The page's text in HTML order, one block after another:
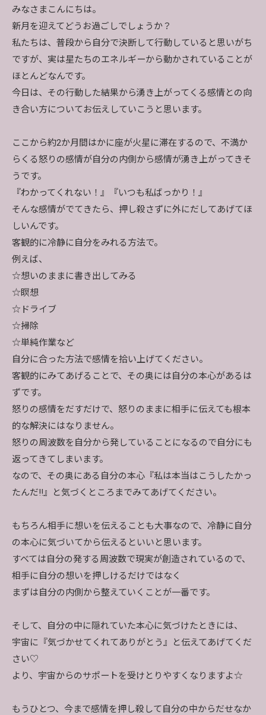
みなさまこんにちは。
新月を迎えてどうお過ごしでしょうか？
私たちは、普段から自分で決断して行動していると思いがち
ですが、実は星たちのエネルギーから動かされていることが
ほとんどなんです。
今日は、その行動した結果から湧き上がってくる感情との向
き合い方についてお伝えしていこうと思います。
ここから約2か月間はかに座が火星に滞在するので、不満か
らくる怒りの感情が自分の内側から感情が湧き上がってきそ
うです。
『わかってくれない！』『いつも私ばっかり！』
そんな感情がでてきたら、押し殺さずに外にだしてあげてほ
しいんです。
客観的に冷静に自分をみれる方法で。
例えば、
☆想いのままに書き出してみる
☆瞑想
☆ドライブ
☆掃除
☆単純作業など
自分に合った方法で感情を拾い上げてください。
客観的にみてあげることで、その奥には自分の本心があるは
ずです。
怒りの感情をだすだけで、怒りのままに相手に伝えても根本
的な解決にはなりません。
怒りの周波数を自分から発していることになるので自分にも
返ってきてしまいます。
なので、その奥にある自分の本心『私は本当はこうしたかっ
たんだ‼』と気づくところまでみてあげてください。
もちろん相手に想いを伝えることも大事なので、冷静に自分
の本心に気づいてから伝えるといいと思います。
すべては自分の発する周波数で現実が創造されているので、
相手に自分の想いを押しけるだけではなく
まずは自分の内側から整えていくことが一番です。
そして、自分の中に隠れていた本心に気づけたときには、
宇宙に『気づかせてくれてありがとう』と伝えてあげてくだ
さい♡
より、宇宙からのサポートを受けとりやすくなりますよ☆
もうひとつ、今まで感情を押し殺して自分の中からだせなか